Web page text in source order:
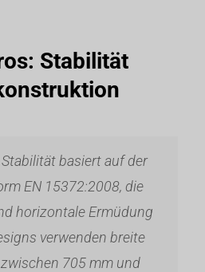
Stabilität
basiert auf der
EN 15372:2008, die
horizontale Ermüdung
verwenden breite
705 mm und